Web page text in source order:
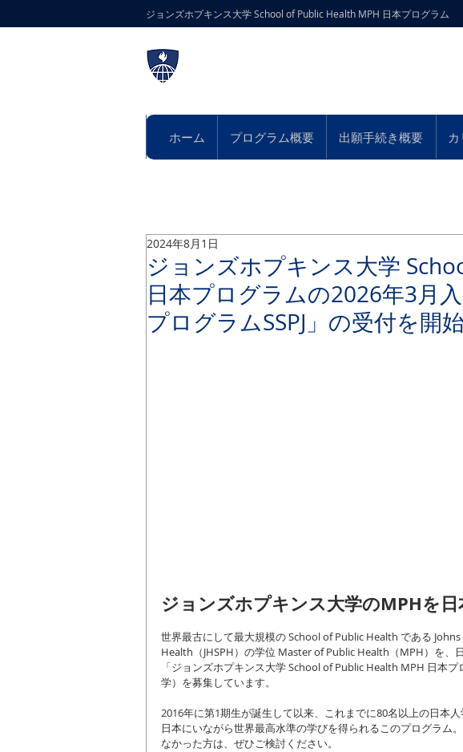
ジョンズホプキンス大学 School of Public Health MPH 日本プログラム
ホーム プログラム概要 出願手続き概要
ジョンズホプキンス大学
日本プログラムの2026年3月
プログラムSSPJ」の受付を開
2024年8月1日
ジョンズホプキンス大学のMPHを
世界最古にして最大規模の School of Public Health である
Health（JHSPH）の学位 Master of Public Health（MPH）を、
「ジョンズホプキンス大学 School of Public Health MPH 日本
学）を募集しています。
2016年に第1期生が誕生して以来、これまでに80名以上の日本
日本にいながら世界最高水準の学びを得られるこのプログラム
なかった方は、ぜひご検討ください。